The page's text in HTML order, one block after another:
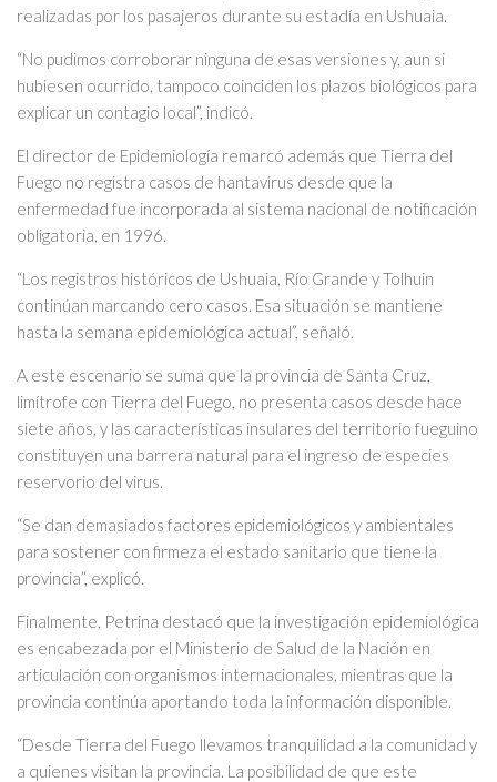
realizadas por los pasajeros durante su estadía en Ushuaia.
“No pudimos corroborar ninguna de esas versiones y, aun si
hubiesen ocurrido, tampoco coinciden los plazos biológicos para
explicar un contagio local”, indicó.
El director de Epidemiología remarcó además que Tierra del
Fuego no registra casos de hantavirus desde que la
enfermedad fue incorporada al sistema nacional de notificación
obligatoria, en 1996.
“Los registros históricos de Ushuaia, Río Grande y Tolhuin
continúan marcando cero casos. Esa situación se mantiene
hasta la semana epidemiológica actual”, señaló.
A este escenario se suma que la provincia de Santa Cruz,
limítrofe con Tierra del Fuego, no presenta casos desde hace
siete años, y las características insulares del territorio fueguino
constituyen una barrera natural para el ingreso de especies
reservorio del virus.
“Se dan demasiados factores epidemiológicos y ambientales
para sostener con firmeza el estado sanitario que tiene la
provincia”, explicó.
Finalmente, Petrina destacó que la investigación epidemiológica
es encabezada por el Ministerio de Salud de la Nación en
articulación con organismos internacionales, mientras que la
provincia continúa aportando toda la información disponible.
“Desde Tierra del Fuego llevamos tranquilidad a la comunidad y
a quienes visitan la provincia. La posibilidad de que este